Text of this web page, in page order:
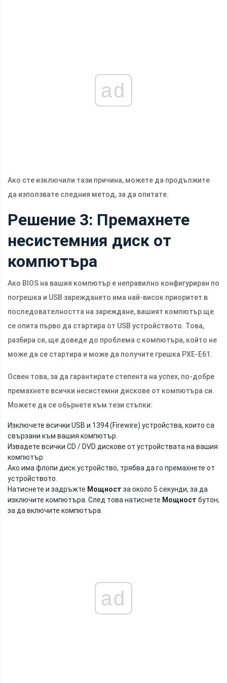
ad
Ако сте изключили тази причина, можете да продължите
да използвате следния метод, за да опитате.
Решение 3: Премахнете
несистемния диск от
компютъра
Ако BIOS на вашия компютър е неправилно конфигуриран по
погрешка и USB зареждането има най-висок приоритет в
последователността на зареждане, вашият компютър ще
се опита първо да стартира от USB устройството. Това,
разбира се, ще доведе до проблема с компютъра, който не
може да се стартира и може да получите грешка PXE-E61.
Освен това, за да гарантирате степента на успех, по-добре
премахнете всички несистемни дискове от компютъра си.
Можете да се обърнете към тези стъпки:
Изключете всички USB и 1394 (Firewire) устройства, които са
свързани към вашия компютър.
Извадете всички CD / DVD дискове от устройствата на вашия
компютър.
Ако има флопи диск устройство, трябва да го премахнете от
устройството.
Натиснете и задръжте Мощност за около 5 секунди, за да
изключите компютъра. След това натиснете Мощност бутон,
за да включите компютъра.
ad